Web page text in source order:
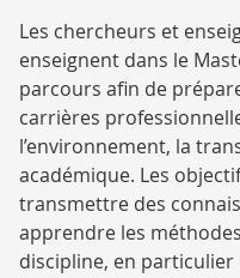
Les chercheurs et
enseignent dans le
parcours afin de
carrières
l’environnement, la
académique. Les
transmettre des
apprendre les
discipline, en